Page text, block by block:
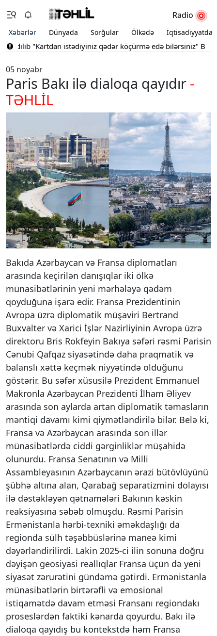
Radio
Xəbərlər Dünyada Sorğular Ölkədə İqtisadiyyatda
"Kartdan istədiyiniz qədər köçürmə edə bilərsiniz"
05 noyabr
Paris Bakı ilə dialoqa qayıdır -
TƏHLİL
Bakıda Azərbaycan və Fransa diplomatları
arasında keçirilən danışıqlar iki ölkə
münasibətlərinin yeni mərhələyə qədəm
qoyduğuna işarə edir. Fransa Prezidentinin
Avropa üzrə diplomatik müşaviri Bertrand
Buxvalter və Xarici İşlər Nazirliyinin Avropa üzrə
direktoru Bris Rokfeyin Bakıya səfəri rəsmi Parisin
Cənubi Qafqaz siyasətində daha praqmatik və
balanslı xəttə keçmək niyyətində olduğunu
göstərir. Bu səfər xüsusilə Prezident Emmanuel
Makronla Azərbaycan Prezidenti İlham Əliyev
arasında son aylarda artan diplomatik təmasların
məntiqi davamı kimi qiymətləndirilə bilər. Belə ki,
Fransa və Azərbaycan arasında son illər
münasibətlərdə ciddi gərginliklər müşahidə
olunurdu. Fransa Senatının və Milli
Assambleyasının Azərbaycanın ərazi bütövlüyünü
şübhə altına alan, Qarabağ separatizmini dolayısı
ilə dəstəkləyən qətnamələri Bakının kəskin
reaksiyasına səbəb olmuşdu. Rəsmi Parisin
Ermənistanla hərbi-texniki əməkdaşlığı da
regionda sülh təşəbbüslərinə maneə kimi
dəyərləndirilirdi. Lakin 2025-ci ilin sonuna doğru
dəyişən geosiyasi reallıqlar Fransa üçün də yeni
siyasət zərurətini gündəmə gətirdi. Ermənistanla
münasibətlərin birtərəfli və emosional
istiqamətdə davam etməsi Fransanı regiondakı
proseslərdən faktiki kənarda qoyurdu. Bakı ilə
dialoqa qayıdış bu kontekstdə həm Fransa